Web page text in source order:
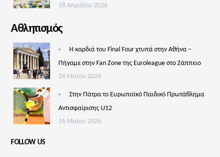
18 Απριλίου 2026
Αθλητισμός
Η καρδιά του Final Four χτυπά στην Αθήνα –
Πήγαμε στην Fan Zone της Euroleague στο Ζάππειο
24 Μαΐου 2026
Στην Πάτρα το Ευρωπαϊκό Παιδικό Πρωτάθλημα
Αντισφαίρισης U12
16 Μαΐου 2026
FOLLOW US